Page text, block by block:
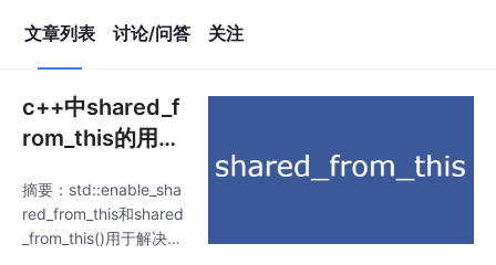
文章列表 讨论/问答 关注
c++中shared_f
rom_this的用法
我学c++）
摘要：std::enable_sha
red_from_this和shared
_from_this()用于解决在